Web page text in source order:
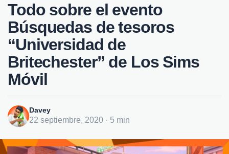
Todo sobre el evento
Búsquedas de tesoros
“Universidad de
Britechester” de Los Sims
Móvil
Davey
22 septiembre, 2020 · 5 min